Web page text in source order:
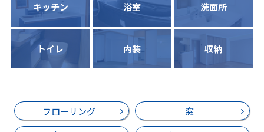
キッチン 浴室 洗面所
トイレ 内装 収納
フローリング
窓